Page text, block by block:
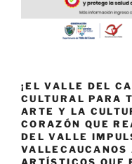
¡EL VALLE DEL
CULTURAL PARA
ARTE Y LA
CORAZÓN QUE
DEL VALLE